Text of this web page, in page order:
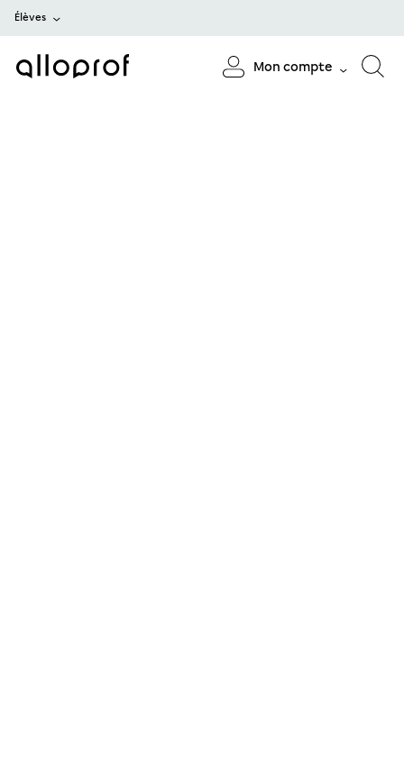
Élèves
Mon compte